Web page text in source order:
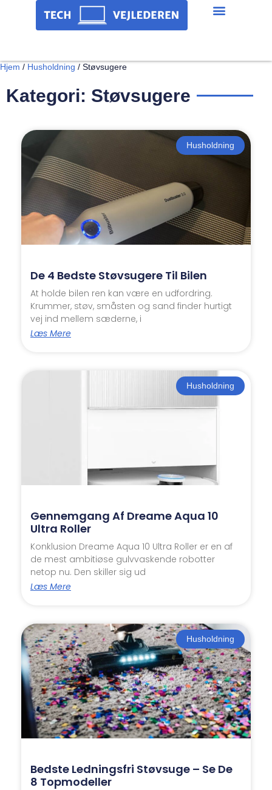
Hjem / Husholdning / Støvsugere
Kategori: Støvsugere
Husholdning
De 4 Bedste Støvsugere Til Bilen
At holde bilen ren kan være en udfordring.
Krummer, støv, småsten og sand finder hurtigt
vej ind mellem sæderne, i
Læs Mere
Husholdning
Gennemgang Af Dreame Aqua 10
Ultra Roller
Konklusion Dreame Aqua 10 Ultra Roller er en af
de mest ambitiøse gulvvaskende robotter
netop nu. Den skiller sig ud
Læs Mere
Husholdning
Bedste Ledningsfri Støvsuge – Se De
8 Topmodeller